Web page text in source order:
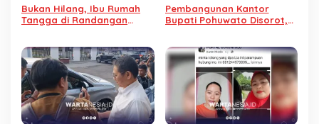
Bukan Hilang, Ibu Rumah
Tangga di Randangan
Pembangunan Kantor
Bupati Pohuwato Disorot,